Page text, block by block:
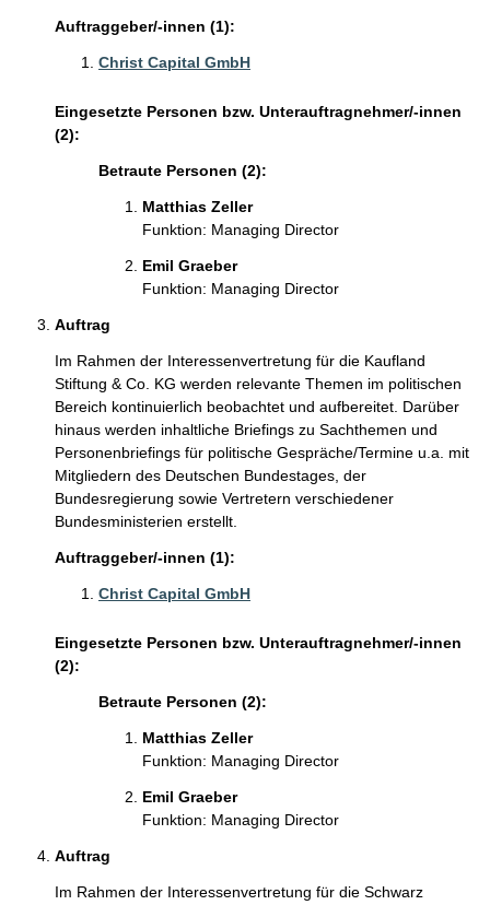
Auftraggeber/-innen (1):
Christ Capital GmbH
Eingesetzte Personen bzw. Unterauftragnehmer/-innen
(2):
Betraute Personen (2):
Matthias Zeller
Funktion: Managing Director
Emil Graeber
Funktion: Managing Director
Auftrag
Im Rahmen der Interessenvertretung für die Kaufland
Stiftung & Co. KG werden relevante Themen im politischen
Bereich kontinuierlich beobachtet und aufbereitet. Darüber
hinaus werden inhaltliche Briefings zu Sachthemen und
Personenbriefings für politische Gespräche/Termine u.a. mit
Mitgliedern des Deutschen Bundestages, der
Bundesregierung sowie Vertretern verschiedener
Bundesministerien erstellt.
Auftraggeber/-innen (1):
Christ Capital GmbH
Eingesetzte Personen bzw. Unterauftragnehmer/-innen
(2):
Betraute Personen (2):
Matthias Zeller
Funktion: Managing Director
Emil Graeber
Funktion: Managing Director
Auftrag
Im Rahmen der Interessenvertretung für die Schwarz